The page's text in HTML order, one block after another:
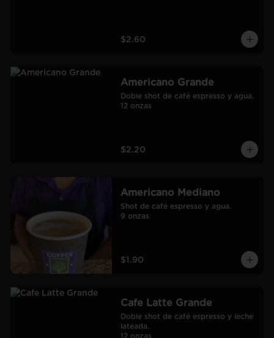
$2.60
Americano Grande
Doble shot de café espresso y agua.
12 onzas
$2.20
Americano Mediano
Shot de café espresso y agua.
9 onzas
$1.90
Cafe Latte Grande
Doble shot de café espresso y leche
lateada.
12 onzas